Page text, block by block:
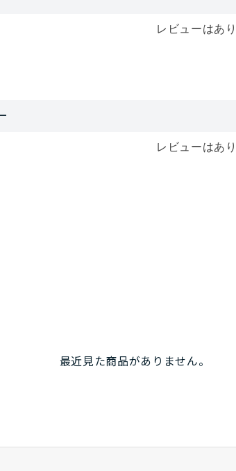
レビューはあ
レビューはあ
最近見た商品がありません。